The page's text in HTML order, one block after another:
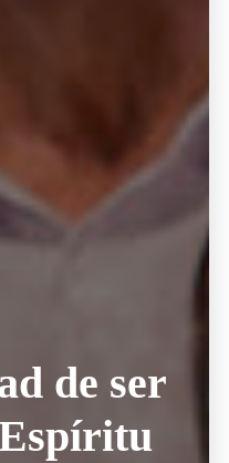
de ser